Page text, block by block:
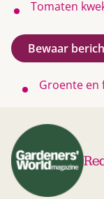
Tomaten
Bewaar
Groente en